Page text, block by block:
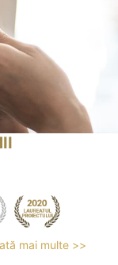
mai multe >>